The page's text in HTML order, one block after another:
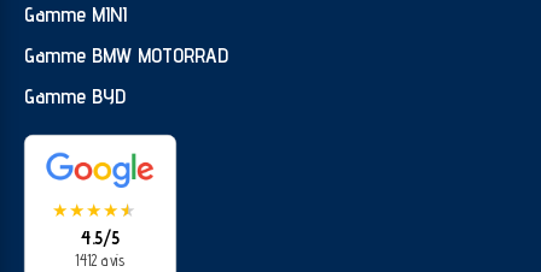
Gamme MINI
Gamme BMW MOTORRAD
Gamme BYD
★★★★★
★
4.5/5
1412 avis